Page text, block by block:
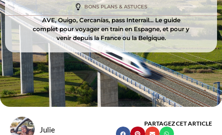
BONS PLANS & ASTUCES
AVE, Ouigo, Cercanías, pass Interrail... Le guide
complet pour voyager en train en Espagne, et pour y
venir depuis la France ou la Belgique.
Julie
PARTAGEZ CET ARTICLE